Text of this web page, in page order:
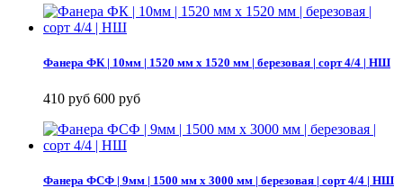
Фанера ФК | 10мм | 1520 мм х 1520 мм | березовая | сорт 4/4 | НШ
410 руб 600 руб
Фанера ФСФ | 9мм | 1500 мм х 3000 мм | березовая | сорт 4/4 | НШ